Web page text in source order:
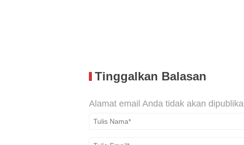
Tinggalkan Balasan
Alamat email Anda tidak akan